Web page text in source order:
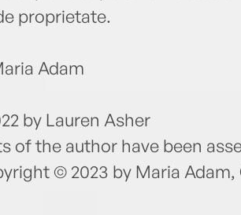
proprietate.
Adam
by Lauren Asher
of the author have been
© 2023 by Maria Adam,